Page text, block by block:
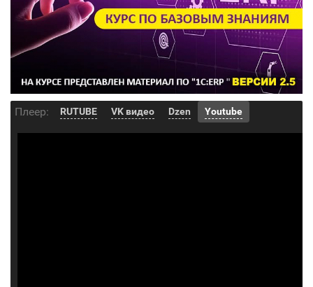
Плеер: RUTUBE VK видео Dzen Youtube